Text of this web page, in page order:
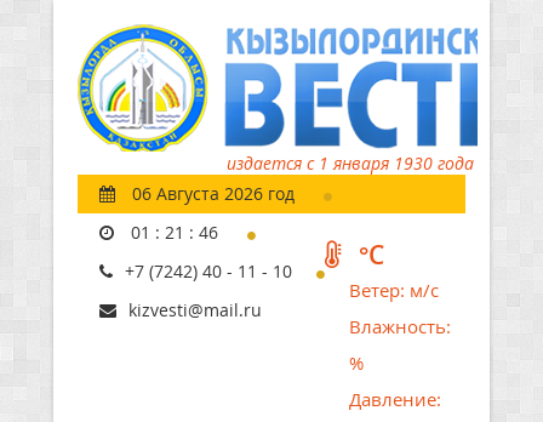
издается с 1 января 1930 года
06 Августа 2026 год
01 : 21 : 47
+7 (7242) 40 - 11 - 10
kizvesti@mail.ru
°C
Ветер: м/с
Влажность:
%
Давление: